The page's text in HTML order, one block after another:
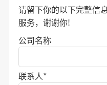
请留下你的以下完整信
服务，谢谢你!
公司名称
联系人*